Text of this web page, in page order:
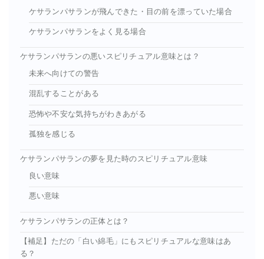
ケサランパサランが飛んできた・目の前を漂っていた場合
ケサランパサランをよく見る場合
ケサランパサランの悪いスピリチュアル意味とは？
未来へ向けての警告
混乱することがある
恐怖や不安な気持ちがわきあがる
孤独を感じる
ケサランパサランの夢を見た時のスピリチュアル意味
良い意味
悪い意味
ケサランパサランの正体とは？
【補足】ただの「白い綿毛」にもスピリチュアルな意味はあ
る？